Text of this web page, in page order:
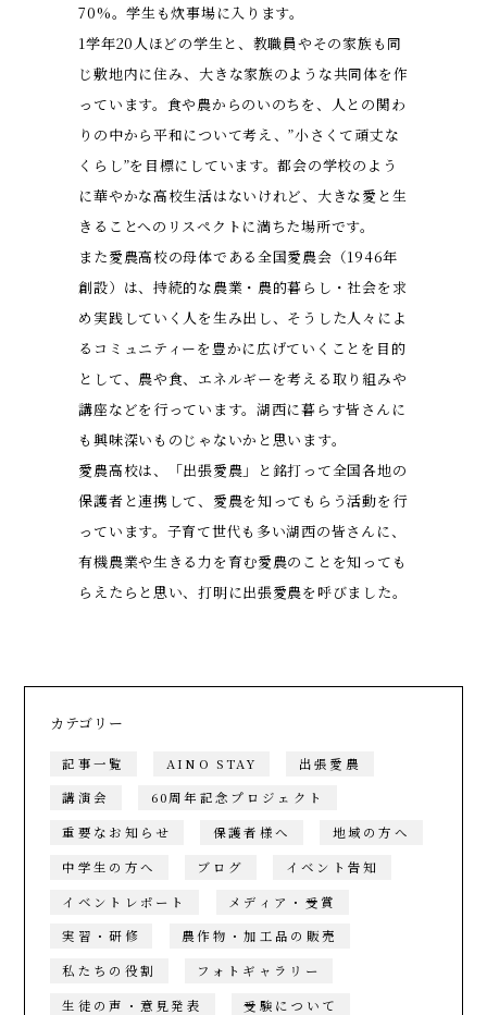
70%。学生も炊事場に入ります。
1学年20人ほどの学生と、教職員やその家族も同
じ敷地内に住み、大きな家族のような共同体を作
っています。食や農からのいのちを、人との関わ
りの中から平和について考え、”小さくて頑丈な
くらし”を目標にしています。都会の学校のよう
に華やかな高校生活はないけれど、大きな愛と生
きることへのリスペクトに満ちた場所です。
また愛農高校の母体である全国愛農会（1946年
創設）は、持続的な農業・農的暮らし・社会を求
め実践していく人を生み出し、そうした人々によ
るコミュニティーを豊かに広げていくことを目的
として、農や食、エネルギーを考える取り組みや
講座などを行っています。湖西に暮らす皆さんに
も興味深いものじゃないかと思います。
愛農高校は、「出張愛農」と銘打って全国各地の
保護者と連携して、愛農を知ってもらう活動を行
っています。子育て世代も多い湖西の皆さんに、
有機農業や生きる力を育む愛農のことを知っても
らえたらと思い、打明に出張愛農を呼びました。
カテゴリー
記事一覧 AINO STAY
出張愛農
講演会
60周年記念プロジェクト
重要なお知らせ
保護者様へ
地域の方へ
中学生の方へ
ブログ
イベント告知
イベントレポート
メディア・受賞
実習・研修
農作物・加工品の販売
私たちの役割
フォトギャラリー
生徒の声・意見発表
受験について